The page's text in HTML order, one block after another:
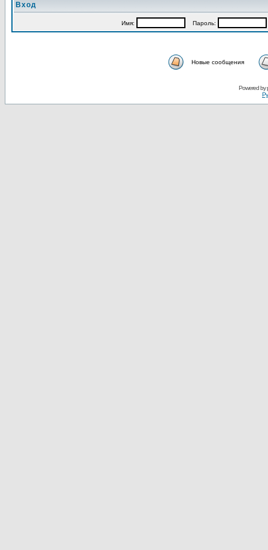
Вход
Имя: Пароль:
Новые сообщения
Powered by